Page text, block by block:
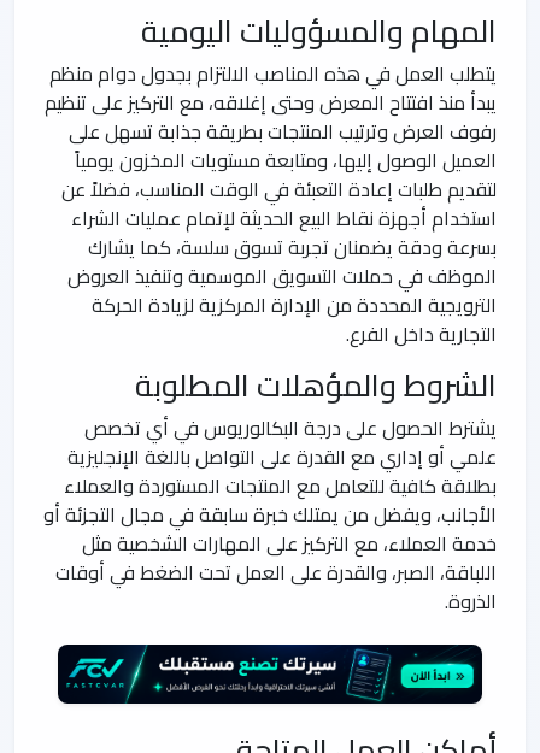
المهام والمسؤوليات اليومية
يتطلب العمل في هذه المناصب الالتزام بجدول دوام منظم
يبدأ منذ افتتاح المعرض وحتى إغلاقه، مع التركيز على تنظيم
رفوف العرض وترتيب المنتجات بطريقة جذابة تسهل على
العميل الوصول إليها، ومتابعة مستويات المخزون يومياً
لتقديم طلبات إعادة التعبئة في الوقت المناسب، فضلاً عن
استخدام أجهزة نقاط البيع الحديثة لإتمام عمليات الشراء
بسرعة ودقة يضمنان تجربة تسوق سلسة، كما يشارك
الموظف في حملات التسويق الموسمية وتنفيذ العروض
الترويجية المحددة من الإدارة المركزية لزيادة الحركة
التجارية داخل الفرع.
الشروط والمؤهلات المطلوبة
يشترط الحصول على درجة البكالوريوس في أي تخصص
علمي أو إداري مع القدرة على التواصل باللغة الإنجليزية
بطلاقة كافية للتعامل مع المنتجات المستوردة والعملاء
الأجانب، ويفضل من يمتلك خبرة سابقة في مجال التجزئة أو
خدمة العملاء، مع التركيز على المهارات الشخصية مثل
اللباقة، الصبر، والقدرة على العمل تحت الضغط في أوقات
الذروة.